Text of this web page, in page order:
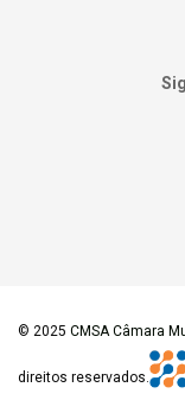
© 2025 CMSA Câmara
direitos reservados.